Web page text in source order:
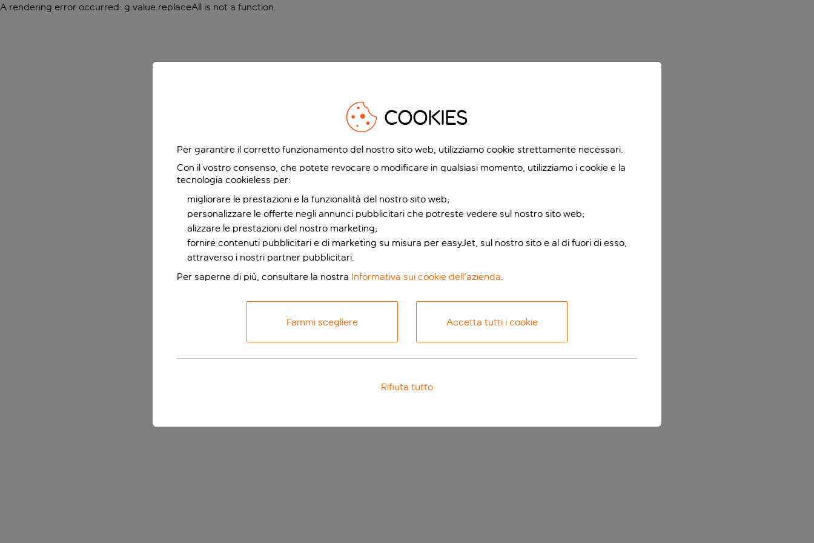
A rendering error occurred: g.value.replaceAll is not a function.
COOKIES
Per garantire il corretto funzionamento del nostro sito web, utilizziamo cookie strettamente necessari.
Con il vostro consenso, che potete revocare o modificare in qualsiasi momento, utilizziamo i cookie e la
tecnologia cookieless per:
migliorare le prestazioni e la funzionalità del nostro sito web;
personalizzare le offerte negli annunci pubblicitari che potreste vedere sul nostro sito web;
alizzare le prestazioni del nostro marketing;
fornire contenuti pubblicitari e di marketing su misura per easyJet, sul nostro sito e al di fuori di esso,
attraverso i nostri partner pubblicitari.
Per saperne di più, consultare la nostra Informativa sui cookie dell'azienda.
Fammi scegliere Accetta tutti i cookie
Rifiuta tutto